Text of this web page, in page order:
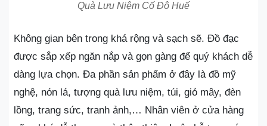
Quà Lưu Niệm Cố Đô Huế
Không gian bên trong khá rộng và sạch sẽ. Đồ đạc
được sắp xếp ngăn nắp và gọn gàng để quý khách dễ
dàng lựa chọn. Đa phần sản phẩm ở đây là đồ mỹ
nghệ, nón lá, tượng quà lưu niệm, túi, giỏ mây, đèn
lồng, trang sức, tranh ảnh,… Nhân viên ở cửa hàng